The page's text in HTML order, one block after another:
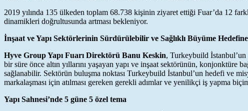
2019 yılında 135 ülkeden toplam 68.738 kişinin ziyaret ettiği Fuar’da 12
dinamikleri doğrultusunda artması bekleniyor.
İnşaat ve Yapı Sektörlerinin Sürdürülebilir ve Sağlıklı Büyüme
Hyve Group Yapı Fuarı Direktörü Banu Keskin, Turkeybuild
bir süre önce altın yıllarını yaşayan yapı ve inşaat sektörünün,
sağlanabilir. Sektörün buluşma noktası Turkeybuild İstanbul’un hedefi ve
markalaşması için atılması gereken gerekli adımlar ve yenilikçi iş yapma
Yapı Sahnesi’nde 5 güne 5 özel tema